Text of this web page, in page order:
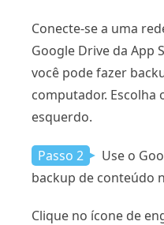
Conecte-se a uma
Google Drive da App
você pode fazer
computador. Escolha
esquerdo.
Passo 2
Use o
backup de conteúdo
Clique no ícone de